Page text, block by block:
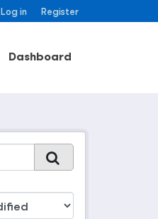
Log in Register
Dashboard